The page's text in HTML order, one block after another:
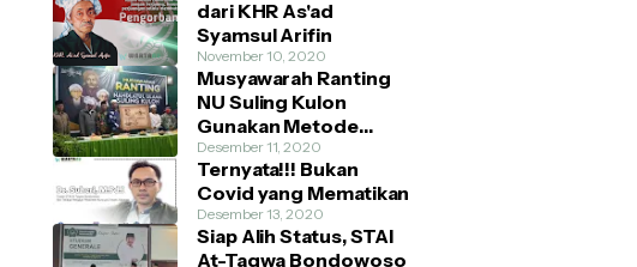
dari KHR As'ad
Syamsul Arifin
November 10, 2020
Musyawarah Ranting
NU Suling Kulon
Gunakan Metode
AHWA dan Demokratis
Desember 11, 2020
Ternyata!!! Bukan
Covid yang Mematikan
Desember 13, 2020
Siap Alih Status, STAI
At-Taqwa Bondowoso